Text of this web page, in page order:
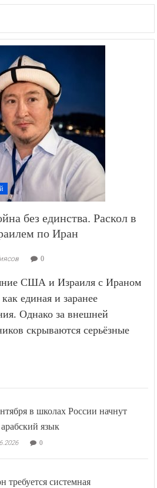
без единства. Раскол в
по Иран
0
США и Израиля с Ираном
единая и заранее
Однако за внешней
скрываются серьёзные
в школах России начнут
язык
0
требуется системная